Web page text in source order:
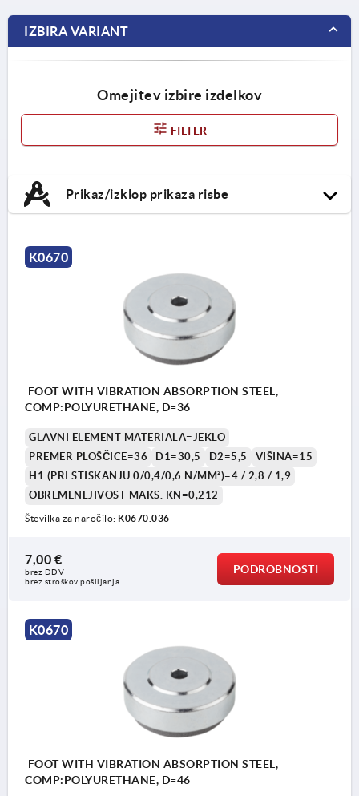
IZBIRA VARIANT
Omejitev izbire izdelkov
FILTER
Prikaz/izklop prikaza risbe
1) izolacijska plošča
K0670
FOOT WITH VIBRATION ABSORPTION STEEL,
COMP:POLYURETHANE, D=36
GLAVNI ELEMENT MATERIALA=JEKLO
PREMER PLOŠČICE=36
D1=30,5 D2=5,5
VIŠINA=15
H1 (PRI STISKANJU 0/0,4/0,6 N/MM²)=4 / 2,8 / 1,9
OBREMENLJIVOST MAKS. KN=0,212
Številka za naročilo: K0670.036
7,00 €
brez DDV
brez stroškov pošiljanja
PODROBNOSTI
K0670
FOOT WITH VIBRATION ABSORPTION STEEL,
COMP:POLYURETHANE, D=46